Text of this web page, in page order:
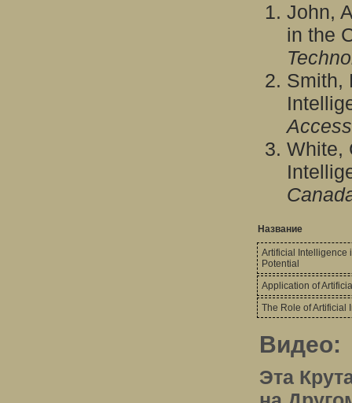
John,
in the
Smith,
White,
Название
Artificial Intelligence
Potential
Application of
The Role of Artificial
Видео:
Эта